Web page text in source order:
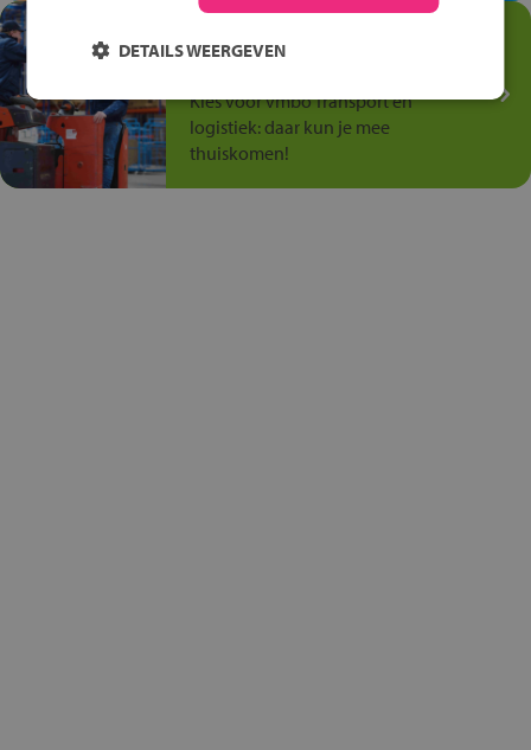
Transport en Logistiek
Kies voor vmbo Transport en
logistiek: daar kun je mee
thuiskomen!
DETAILS WEERGEVEN